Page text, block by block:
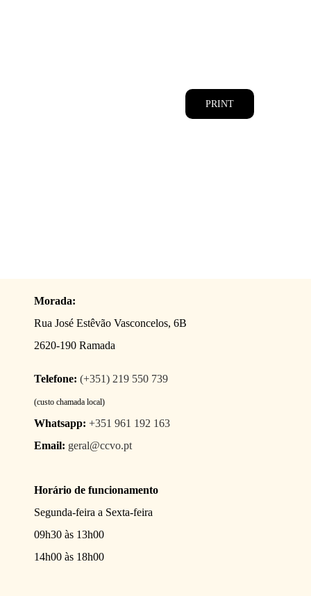
PRINT
Morada:
Rua José Estêvão Vasconcelos, 6B
2620-190 Ramada
Telefone: (+351) 219 550 739
(custo chamada local)
Whatsapp: +351 961 192 163
Email: geral@ccvo.pt
Horário de funcionamento
Segunda-feira a Sexta-feira
09h30 às 13h00
14h00 às 18h00